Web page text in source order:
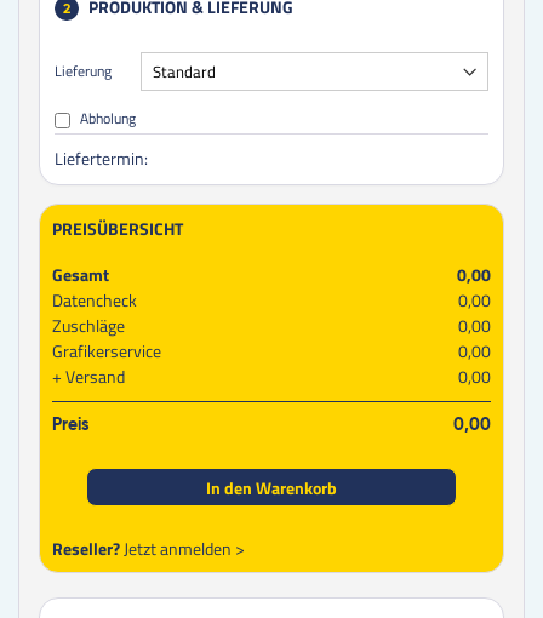
2 PRODUKTION & LIEFERUNG
Lieferung
Abholung
Liefertermin:
PREISÜBERSICHT
Gesamt
0,00
Datencheck
0,00
Zuschläge
0,00
Grafikerservice
0,00
Versand
0,00
Preis 0,00
In den Warenkorb
Reseller?Jetzt anmelden >